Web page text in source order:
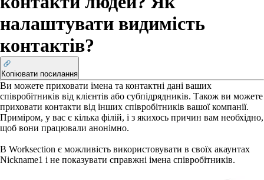
налаштувати видимість
контактів?
Копіювати посилання
Ви можете приховати імена та контактні дані ваших
співробітників від клієнтів або субпідрядників. Також ви можете
приховати контакти від інших співробітників вашої компанії.
Приміром, у вас є кілька філій, і з якихось причин вам необхідно,
щоб вони працювали анонімно.
В Worksection є можливість використовувати в своїх акаунтах
Nickname1 і не показувати справжні імена співробітників.